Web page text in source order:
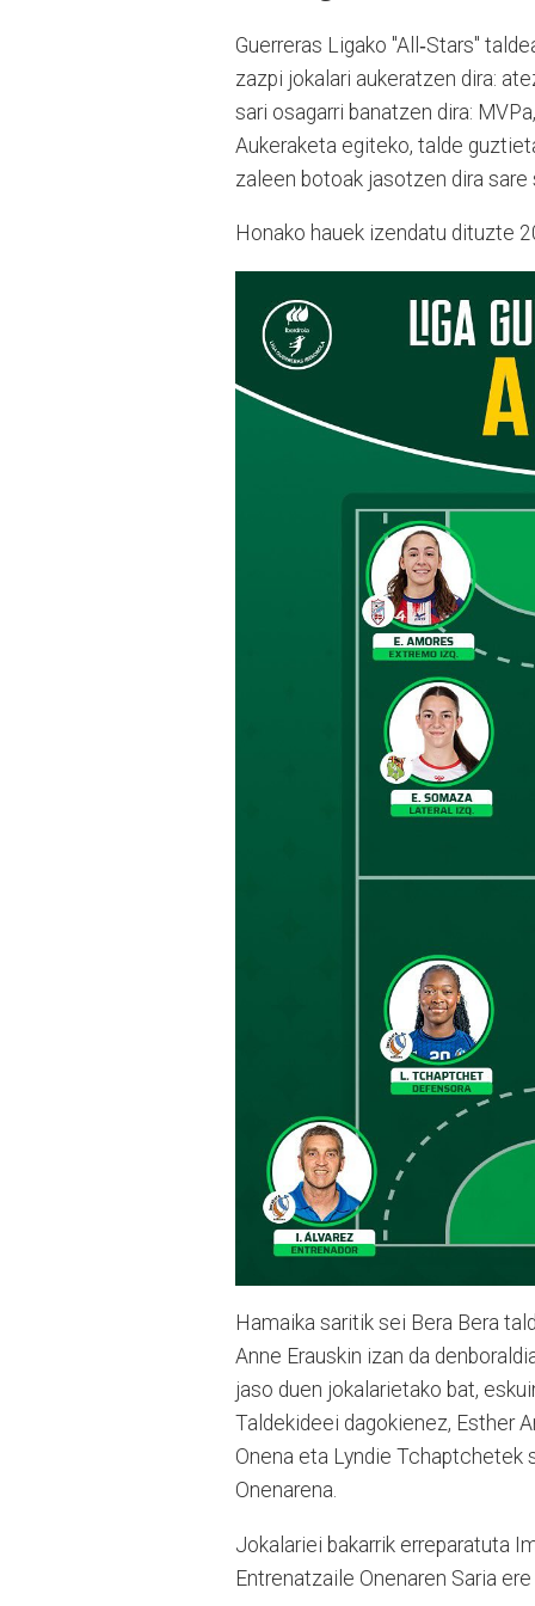
Guerreras Ligako "All‑Stars"
zazpi jokalari aukeratzen dira:
sari osagarri banatzen dira:
Aukeraketa egiteko, talde
zaleen botoak jasotzen dira sare
Honako hauek izendatu dituzte
Hamaika saritik sei Bera Bera
Anne Erauskin izan da
jaso duen jokalarietako bat,
Taldekideei dagokienez, Esther
Onena eta Lyndie Tchaptchetek
Onenarena.
Jokalariei bakarrik erreparatuta
Entrenatzaile Onenaren Saria